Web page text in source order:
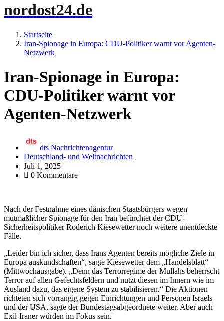
nordost24.de
Startseite
Iran-Spionage in Europa: CDU-Politiker warnt vor Agenten-
Netzwerk
Iran-Spionage in Europa:
CDU-Politiker warnt vor
Agenten-Netzwerk
dts Nachrichtenagentur
Deutschland- und Weltnachrichten
Juli 1, 2025
0 Kommentare
Nach der Festnahme eines dänischen Staatsbürgers wegen
mutmaßlicher Spionage für den Iran befürchtet der CDU-
Sicherheitspolitiker Roderich Kiesewetter noch weitere unentdeckte
Fälle.
„Leider bin ich sicher, dass Irans Agenten bereits mögliche Ziele in
Europa auskundschaften“, sagte Kiesewetter dem „Handelsblatt“
(Mittwochausgabe). „Denn das Terrorregime der Mullahs beherrscht
Terror auf allen Gefechtsfeldern und nutzt diesen im Innern wie im
Ausland dazu, das eigene System zu stabilisieren.“ Die Aktionen
richteten sich vorrangig gegen Einrichtungen und Personen Israels
und der USA, sagte der Bundestagsabgeordnete weiter. Aber auch
Exil-Iraner würden im Fokus sein.